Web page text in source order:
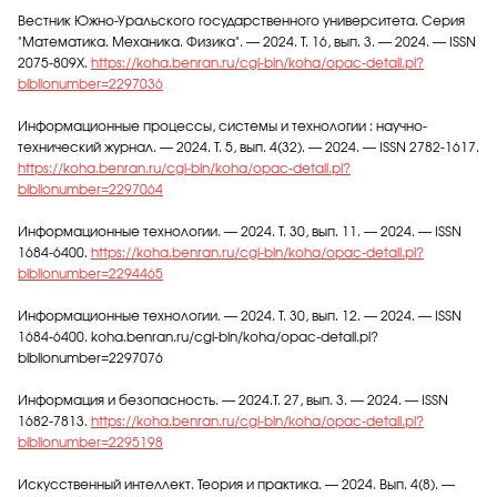
Вестник Южно-Уральского государственного университета. Серия
"Математика. Механика. Физика". — 2024. Т. 16, вып. 3. — 2024. — ISSN
2075-809X. https://koha.benran.ru/cgi-bin/koha/opac-detail.pl?
biblionumber=2297036
Информационные процессы, системы и технологии : научно-
технический журнал. — 2024. Т. 5, вып. 4(32). — 2024. — ISSN 2782-1617.
https://koha.benran.ru/cgi-bin/koha/opac-detail.pl?
biblionumber=2297064
Информационные технологии. — 2024. Т. 30, вып. 11. — 2024. — ISSN
1684-6400. https://koha.benran.ru/cgi-bin/koha/opac-detail.pl?
biblionumber=2294465
Информационные технологии. — 2024. Т. 30, вып. 12. — 2024. — ISSN
1684-6400. koha.benran.ru/cgi-bin/koha/opac-detail.pl?
biblionumber=2297076
Информация и безопасность. — 2024.Т. 27, вып. 3. — 2024. — ISSN
1682-7813. https://koha.benran.ru/cgi-bin/koha/opac-detail.pl?
biblionumber=2295198
Искусственный интеллект. Теория и практика. — 2024. Вып. 4(8). —